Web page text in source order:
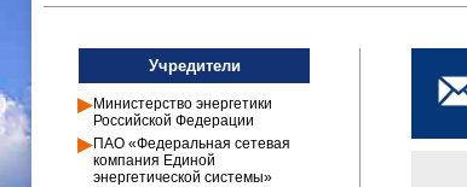
Учредители
Министерство энергетики
Российской Федерации
ПАО «Федеральная сетевая
компания Единой
энергетической системы»